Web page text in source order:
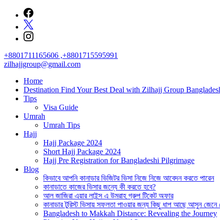
content
+8801711165606 ,+8801715595991
zilhajjgroup@gmail.com
Home
Destination Find Your Best Deal with Zilhajj Group
Tips
Visa Guide
Umrah
Umrah Tips
Hajj
Hajj Package 2024
Short Hajj Package 2024
Hajj Pre Registration for Bangladeshi Pilgrimage
Blog
কিভাবে আপনি কানাডার ভিজিটর ভিসা নিজে নিজে আবেদন করতে পারেন
কানাডাতে কাজের ভিসার জন্যে কী করতে হবে?
আল জাজিরা এয়ার লাইন্স এ উমরাহ গ্রুপ টিকেট অফার
কানাডার টুরিস্ট ভিসায় সফলতা পাওয়ার জন্য কিছু ধাপ আছে আসুন জেনে
Bangladesh to Makkah Distance: Revealing the Journey